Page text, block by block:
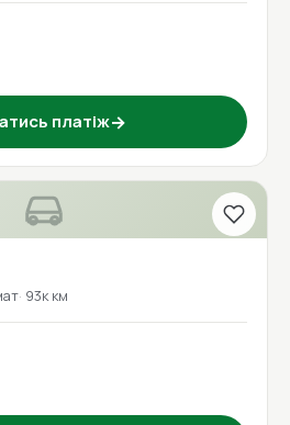
платіж→
93к км